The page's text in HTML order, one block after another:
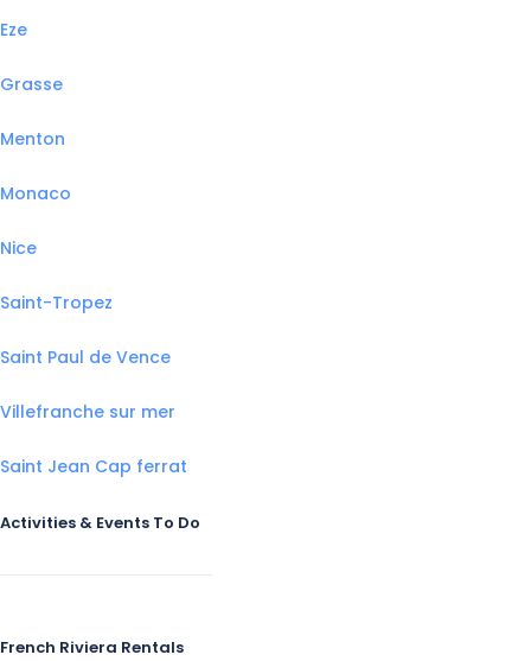
Eze
Grasse
Menton
Monaco
Nice
Saint-Tropez
Saint Paul de Vence
Villefranche sur mer
Saint Jean Cap ferrat
Activities & Events To Do
French Riviera Rentals